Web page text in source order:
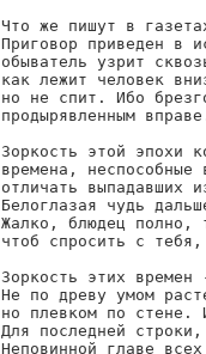
Что же пишут в
Приговор приведен в
обыватель узрит
как лежит человек
но не спит. Ибо
продырявленным
Зоркость этой эпохи
времена, неспособные
отличать выпадавших
Белоглазая чудь
Жалко, блюдец полно,
чтоб спросить с
Зоркость этих
Не по древу умом
но плевком по стене.
Для последней
Неповинной главе